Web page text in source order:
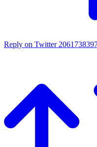
Reply on Twitter